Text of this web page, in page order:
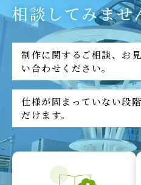
相談してみませ
制作に関するご相談、お
い合わせください。
仕様が固まっていない段
だけます。